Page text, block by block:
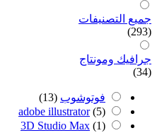
جميع التصنيفات
(293)
جرافيك ومونتاج
(34)
فوتوشوب (13)
adobe illustrator (5)
3D Studio Max (1)